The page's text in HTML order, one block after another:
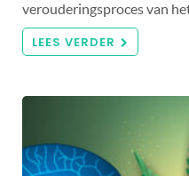
verouderingsproces van
LEES VERDER